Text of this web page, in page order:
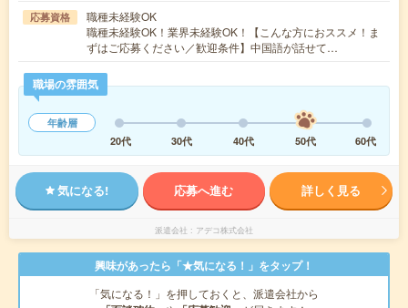
応募資格
職種未経験OK
職種未経験OK！業界未経験OK！【こんな方におススメ！ま
ずはご応募ください／歓迎条件】中国語が話せて…
職場の雰囲気
年齢層
20代
30代 40代 50代 60代
気になる! 応募へ進む 詳しく見る
派遣会社 アデコ株式会社
興味があったら「★気になる！」をタップ！
「気になる！」を押しておくと、派遣会社から